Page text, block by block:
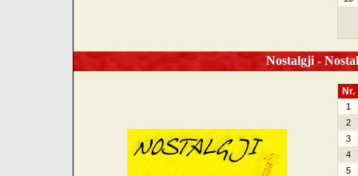
Nostalgji -
Nr.
1
2
3
4
5